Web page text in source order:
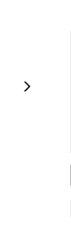
Next